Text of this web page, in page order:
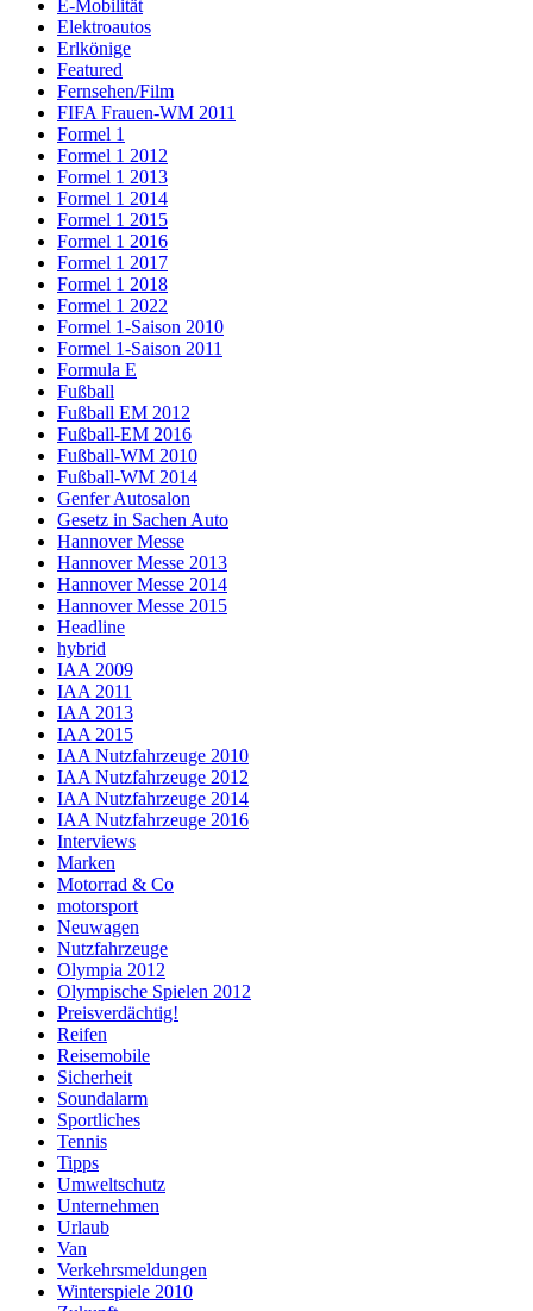
E-Mobilität
Elektroautos
Erlkönige
Featured
Fernsehen/Film
FIFA Frauen-WM 2011
Formel 1
Formel 1 2012
Formel 1 2013
Formel 1 2014
Formel 1 2015
Formel 1 2016
Formel 1 2017
Formel 1 2018
Formel 1 2022
Formel 1-Saison 2010
Formel 1-Saison 2011
Formula E
Fußball
Fußball EM 2012
Fußball-EM 2016
Fußball-WM 2010
Fußball-WM 2014
Genfer Autosalon
Gesetz in Sachen Auto
Hannover Messe
Hannover Messe 2013
Hannover Messe 2014
Hannover Messe 2015
Headline
hybrid
IAA 2009
IAA 2011
IAA 2013
IAA 2015
IAA Nutzfahrzeuge 2010
IAA Nutzfahrzeuge 2012
IAA Nutzfahrzeuge 2014
IAA Nutzfahrzeuge 2016
Interviews
Marken
Motorrad & Co
motorsport
Neuwagen
Nutzfahrzeuge
Olympia 2012
Olympische Spielen 2012
Preisverdächtig!
Reifen
Reisemobile
Sicherheit
Soundalarm
Sportliches
Tennis
Tipps
Umweltschutz
Unternehmen
Urlaub
Van
Verkehrsmeldungen
Winterspiele 2010